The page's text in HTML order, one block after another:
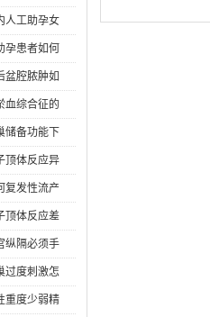
人工助孕女
孕患者如何
盆腔脓肿如
血综合征的
储备功能下
顶体反应异
复发性流产
顶体反应差
纵隔必须手
过度刺激怎
重度少弱精